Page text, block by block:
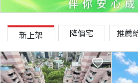
新上架 降價宅 推薦